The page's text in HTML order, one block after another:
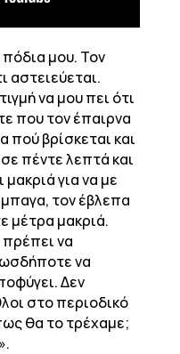
μου. Τον
αστειεύεται.
να μου πει ότι
που τον έπαιρνα
πού βρίσκεται και
πέντε λεπτά και
μακριά για να με
τον έβλεπα
μέτρα μακριά.
να
να
Δεν
στο περιοδικό
θα το τρέχαμε;